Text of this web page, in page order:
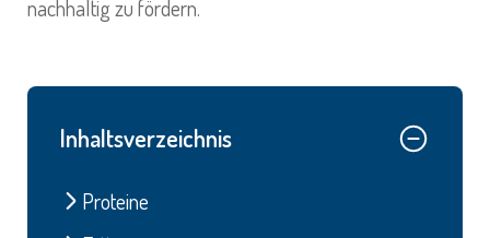
nachhaltig zu fördern.
Inhaltsverzeichnis
Proteine